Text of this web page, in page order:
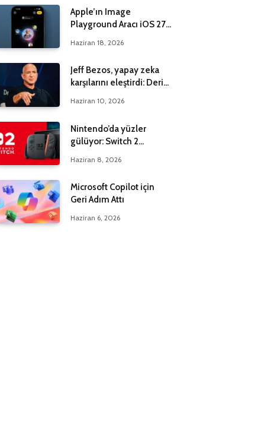
Apple’ın Image
Playground Aracı iOS 27
Haziran 18, 2026
Jeff Bezos, yapay zeka
karşılarını eleştirdi: Derin
Haziran 10, 2026
Nintendo’da yüzler
gülüyor: Switch 2
Haziran 8, 2026
Microsoft Copilot için
Geri Adım Attı
Haziran 6, 2026